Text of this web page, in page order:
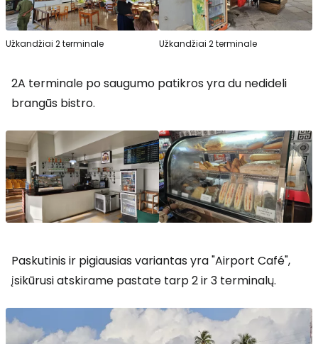
Užkandžiai 2 terminale Užkandžiai 2 terminale
2A terminale po saugumo patikros yra du nedideli
brangūs bistro.
Paskutinis ir pigiausias variantas yra "Airport Café",
įsikūrusi atskirame pastate tarp 2 ir 3 terminalų.